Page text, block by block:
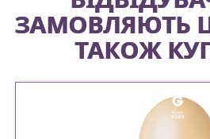
ЗАМОВЛЯЮТЬ
ТАКОЖ